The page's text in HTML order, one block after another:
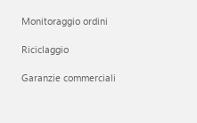
Monitoraggio ordini
Riciclaggio
Garanzie commerciali